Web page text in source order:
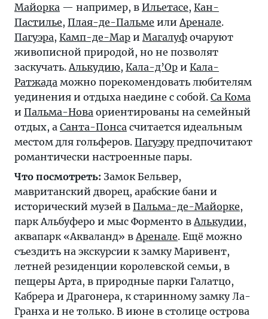
Майорка — например, в Ильетасе, Кан-
Пастилье, Плая-де-Пальме или Аренале.
Пагуэра, Камп-де-Мар и Магалуф очаруют
живописной природой, но не позволят
заскучать. Алькудию, Кала-д’Ор и Кала-
Ратжада можно порекомендовать любителям
уединения и отдыха наедине с собой. Са Кома
и Пальма-Нова ориентированы на семейный
отдых, а Санта-Понса считается идеальным
местом для гольферов. Пагуэрупредпочитают
романтически настроенные пары.
Что посмотреть: Замок Бельвер,
мавританский дворец, арабские бани и
исторический музей в Пальма-де-Майорке,
парк Альбуферо и мыс Форменто в Алькудии,
аквапарк «Акваланд» в Аренале. Ещё можно
съездить на экскурсии к замку Маривент,
летней резиденции королевской семьи, в
пещеры Арта, в природные парки Галатцо,
Кабрера и Драгонера, к старинному замку Ла-
Гранха и не только. В июне в столице острова